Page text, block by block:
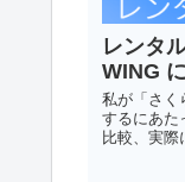
レンタ
WING
私が「さく
するにあた
比較、実際